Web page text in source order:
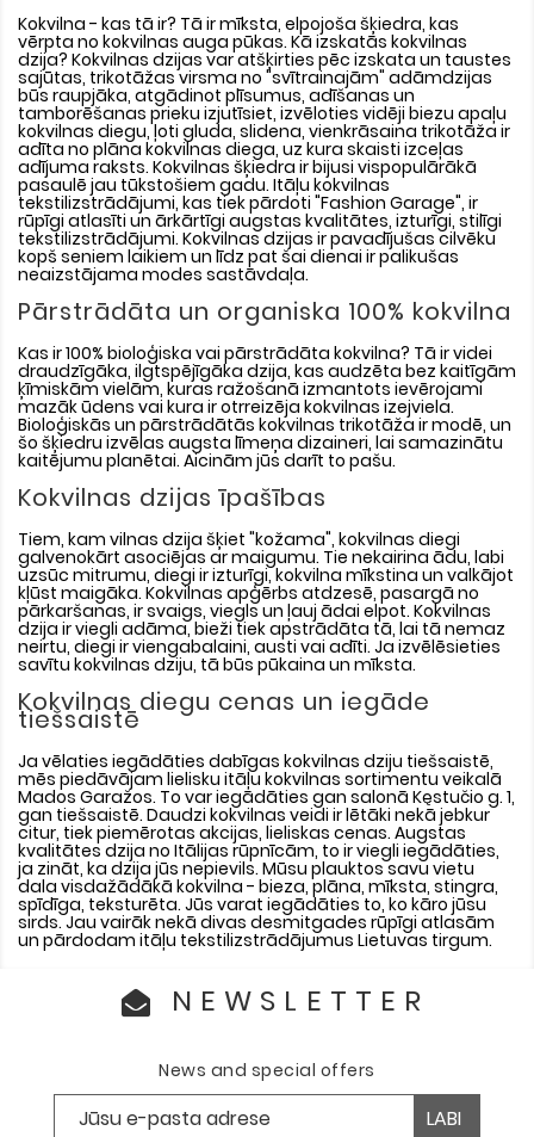
Kokvilna - kas tā ir? Tā ir mīksta, elpojoša šķiedra, kas
vērpta no kokvilnas auga pūkas. Kā izskatās kokvilnas
dzija? Kokvilnas dzijas var atšķirties pēc izskata un taustes
sajūtas, trikotāžas virsma no "svītrainajām" adāmdzijas
būs raupjāka, atgādinot plīsumus, adīšanas un
tamborēšanas prieku izjutīsiet, izvēloties vidēji biezu apaļu
kokvilnas diegu, ļoti gluda, slidena, vienkrāsaina trikotāža ir
adīta no plāna kokvilnas diega, uz kura skaisti izceļas
adījuma raksts. Kokvilnas šķiedra ir bijusi vispopulārākā
pasaulē jau tūkstošiem gadu. Itāļu kokvilnas
tekstilizstrādājumi, kas tiek pārdoti "Fashion Garage", ir
rūpīgi atlasīti un ārkārtīgi augstas kvalitātes, izturīgi, stilīgi
tekstilizstrādājumi. Kokvilnas dzijas ir pavadījušas cilvēku
kopš seniem laikiem un līdz pat šai dienai ir palikušas
neaizstājama modes sastāvdaļa.
Pārstrādāta un organiska 100% kokvilna
Kas ir 100% bioloģiska vai pārstrādāta kokvilna? Tā ir videi
draudzīgāka, ilgtspējīgāka dzija, kas audzēta bez kaitīgām
ķīmiskām vielām, kuras ražošanā izmantots ievērojami
mazāk ūdens vai kura ir otrreizēja kokvilnas izejviela.
Bioloģiskās un pārstrādātās kokvilnas trikotāža ir modē, un
šo šķiedru izvēlas augsta līmeņa dizaineri, lai samazinātu
kaitējumu planētai. Aicinām jūs darīt to pašu.
Kokvilnas dzijas īpašības
Tiem, kam vilnas dzija šķiet "kožama", kokvilnas diegi
galvenokārt asociējas ar maigumu. Tie nekairina ādu, labi
uzsūc mitrumu, diegi ir izturīgi, kokvilna mīkstina un valkājot
kļūst maigāka. Kokvilnas apģērbs atdzesē, pasargā no
pārkaršanas, ir svaigs, viegls un ļauj ādai elpot. Kokvilnas
dzija ir viegli adāma, bieži tiek apstrādāta tā, lai tā nemaz
neirtu, diegi ir viengabalaini, austi vai adīti. Ja izvēlēsieties
savītu kokvilnas dziju, tā būs pūkaina un mīksta.
Kokvilnas diegu cenas un iegāde
tiešsaistē
Ja vēlaties iegādāties dabīgas kokvilnas dziju tiešsaistē,
mēs piedāvājam lielisku itāļu kokvilnas sortimentu veikalā
Mados Garažos. To var iegādāties gan salonā Kęstučio g. 1,
gan tiešsaistē. Daudzi kokvilnas veidi ir lētāki nekā jebkur
citur, tiek piemērotas akcijas, lieliskas cenas. Augstas
kvalitātes dzija no Itālijas rūpnīcām, to ir viegli iegādāties,
ja zināt, ka dzija jūs nepievils. Mūsu plauktos savu vietu
dala visdažādākā kokvilna - bieza, plāna, mīksta, stingra,
spīdīga, teksturēta. Jūs varat iegādāties to, ko kāro jūsu
sirds. Jau vairāk nekā divas desmitgades rūpīgi atlasām
un pārdodam itāļu tekstilizstrādājumus Lietuvas tirgum.
NEWSLETTER
News and special offers